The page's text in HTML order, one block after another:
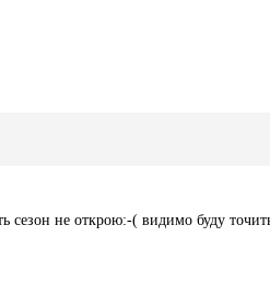
сезон не открою:-( видимо буду